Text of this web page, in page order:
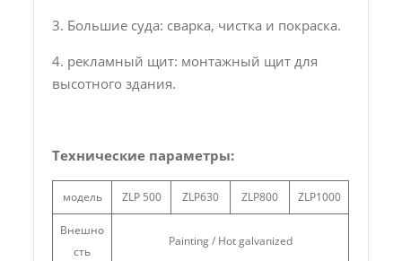
3. Большие суда: сварка, чистка и покраска.
4. рекламный щит: монтажный щит для
высотного здания.
Технические параметры:
модель ZLP 500 ZLP630 ZLP800 ZLP1000
Внешно
сть
Painting / Hot galvanized